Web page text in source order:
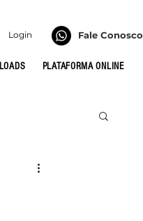
Fale Conosco
PLATAFORMA ONLINE
Login
HONRA